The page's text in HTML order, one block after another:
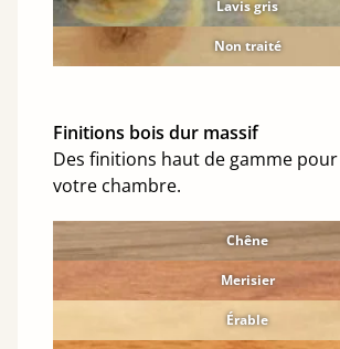
Lavis gris
Non traité
Finitions bois dur massif
Des finitions haut de gamme
votre chambre.
Chêne
Merisier
Érable